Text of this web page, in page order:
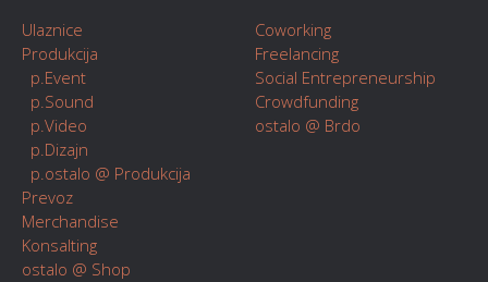
Ulaznice
Produkcija
p.Event
p.Sound
p.Video
p.Dizajn
p.ostalo @ Produkcija
Prevoz
Merchandise
Konsalting
ostalo @ Shop
Coworking
Freelancing
Social Entrepreneurship
Crowdfunding
ostalo @ Brdo